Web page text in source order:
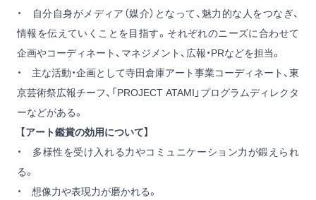
・ 自分自身がメディア（媒介）となって、魅力的な人をつなぎ、
情報を伝えていくことを目指す。それぞれのニーズに合わせて
企画やコーディネート、マネジメント、広報・PRなどを担当。
・ 主な活動・企画として寺田倉庫アート事業コーディネート、東
京芸術祭広報チーフ、「PROJECT ATAMI」プログラムディレクタ
ーなどがある。
【アート鑑賞の効用について】
・ 多様性を受け入れる力やコミュニケーション力が鍛えられ
る。
・ 想像力や表現力が磨かれる。